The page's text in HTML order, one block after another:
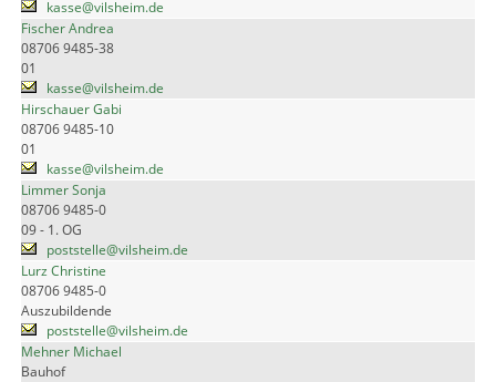
kasse@vilsheim.de
Fischer Andrea
08706 9485-38
01
kasse@vilsheim.de
Hirschauer Gabi
08706 9485-10
01
kasse@vilsheim.de
Limmer Sonja
08706 9485-0
09 - 1. OG
poststelle@vilsheim.de
Lurz Christine
08706 9485-0
Auszubildende
poststelle@vilsheim.de
Mehner Michael
Bauhof